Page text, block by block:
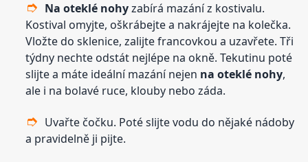
Na oteklé nohyzabírá mazání z kostivalu.
Kostival omyjte, oškrábejte a nakrájejte na kolečka.
Vložte do sklenice, zalijte francovkou a uzavřete. Tři
týdny nechte odstát nejlépe na okně. Tekutinu poté
slijte a máte ideální mazání nejen na oteklé nohy,
ale i na bolavé ruce, klouby nebo záda.
Uvařte čočku. Poté slijte vodu do nějaké nádoby
a pravidelně ji pijte.